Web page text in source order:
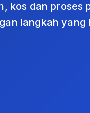
kos dan proses
langkah yang